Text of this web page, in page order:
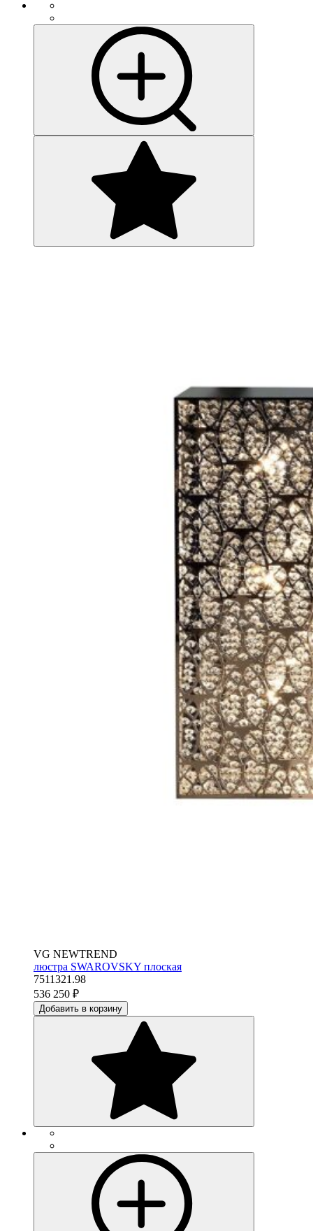
VG NEWTREND
люстра SWAROVSKY плоская
7511321.98
536 250 ₽
Добавить в корзину